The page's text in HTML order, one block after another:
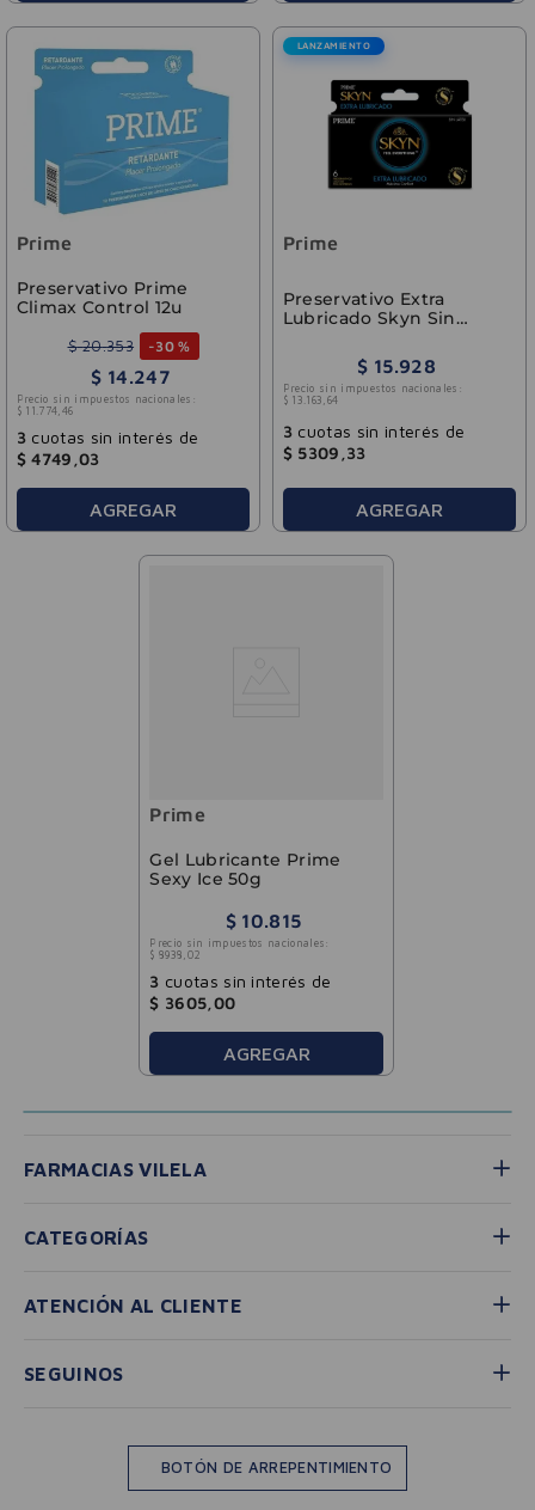
Prime
Preservativo Prime
Climax Control 12u
$ 20.353 -30 %
$ 14.247
Precio sin impuestos nacionales:
$ 11 774 46
3 cuotas sin interés de
$ 4749 ,03
AGREGAR
LANZAMIENTO
Prime
Preservativo Extra
Lubricado Skyn Sin
$ 15.928
Precio sin impuestos nacionales:
$ 13 163 64
3 cuotas sin interés de
$ 5309,33
AGREGAR
Prime
Gel Lubricante Prime
Sexy Ice 50g
$ 10.815
Precio sin impuestos nacionales:
$ 8938 02
3 cuotas sin interés de
$ 3605 00
AGREGAR
FARMACIAS VILELA
CATEGORÍAS
ATENCIÓN AL CLIENTE
SEGUINOS
BOTÓN DE ARREPENTIMIENTO